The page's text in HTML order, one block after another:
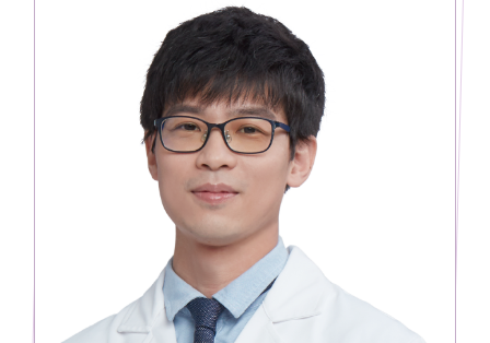
台中
台南
高雄